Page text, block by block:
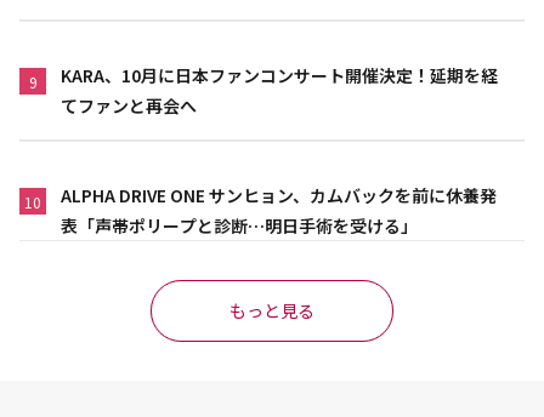
9
KARA、10月に日本ファンコンサート開催決定！延期を経
てファンと再会へ
10
ALPHA DRIVE ONE サンヒョン、カムバックを前に休養発
表「声帯ポリープと診断…明日手術を受ける」
もっと見る